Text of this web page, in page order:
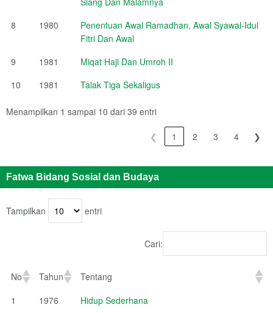
8
1980
Penentuan Awal Ramadhan, Awal Syawal-Idul
Fitri Dan Awal
9
1981
Miqat Haji Dan Umroh II
10
1981 Talak Tiga Sekaligus
Menampilkan 1 sampai 10 dari 39 entri
❮ 1 2 3 4 ❯
Fatwa Bidang Sosial dan Budaya
Tampilkan entri
Cari:
No Tahun
Tentang
1
1976
Hidup Sederhana